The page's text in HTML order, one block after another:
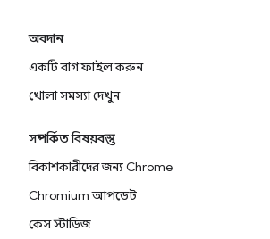
অবদান
একটি বাগ ফাইল করুন
খোলা সমস্যা দেখুন
সম্পর্কিত বিষয়বস্তু
বিকাশকারীদের জন্য Chrome
Chromium আপডেট
কেস স্টাডিজ